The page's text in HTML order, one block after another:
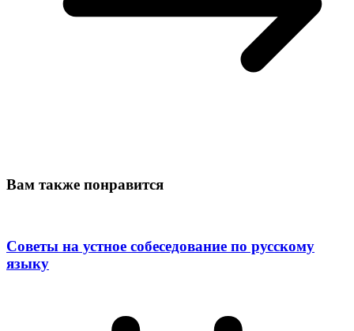
Вам также понравится
Советы на устное собеседование по русскому
языку